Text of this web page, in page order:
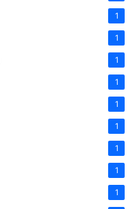
1
1
1
1
1
1
1
1
1